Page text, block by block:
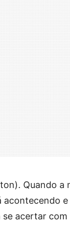
Quando a
acontecendo e
se acertar com